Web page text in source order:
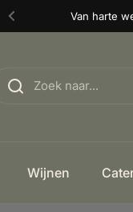
Van harte
Wijnen